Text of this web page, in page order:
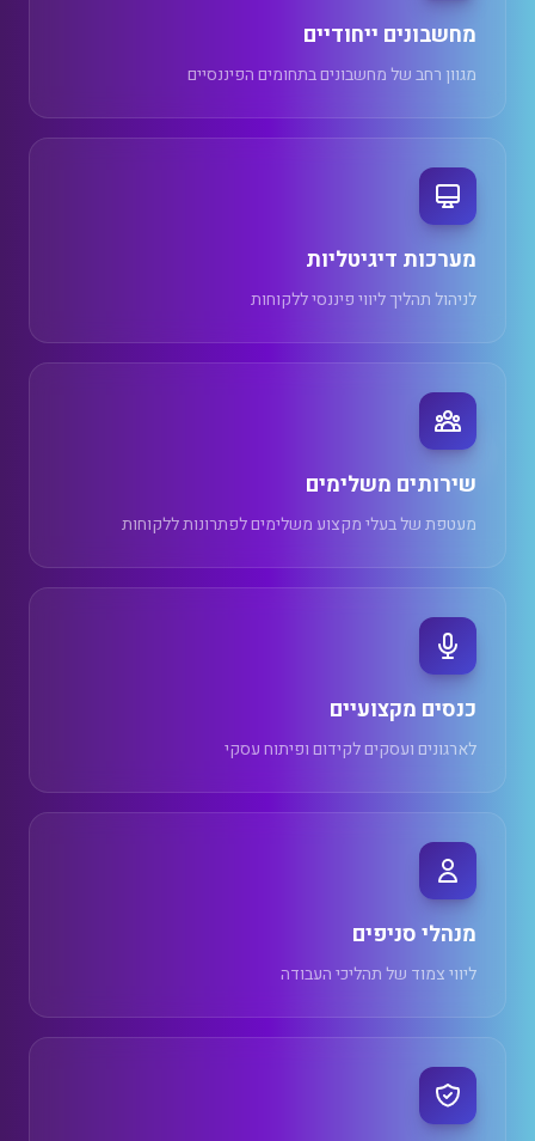
מחשבונים ייחודיים
מגוון רחב של מחשבונים בתחומים הפיננסיים
מערכות דיגיטליות
לניהול תהליך ליווי פיננסי ללקוחות
שירותים משלימים
מעטפת של בעלי מקצוע משלימים לפתרונות ללקוחות
כנסים מקצועיים
לארגונים ועסקים לקידום ופיתוח עסקי
מנהלי סניפים
ליווי צמוד של תהליכי העבודה